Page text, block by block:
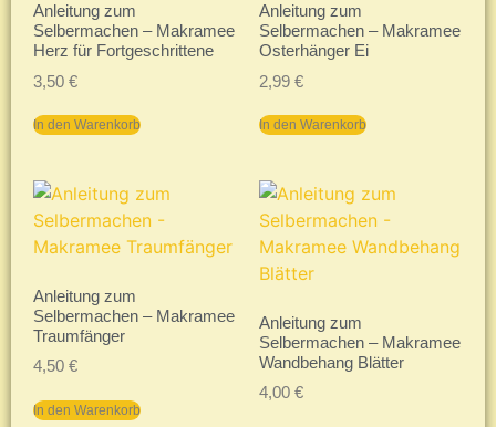
Anleitung zum
Selbermachen – Makramee
Herz für Fortgeschrittene
3,50 €
In den Warenkorb
Anleitung zum
Selbermachen – Makramee
Osterhänger Ei
2,99 €
In den Warenkorb
Anleitung zum
Selbermachen – Makramee
Traumfänger
4,50 €
In den Warenkorb
Anleitung zum
Selbermachen – Makramee
Wandbehang Blätter
4,00 €